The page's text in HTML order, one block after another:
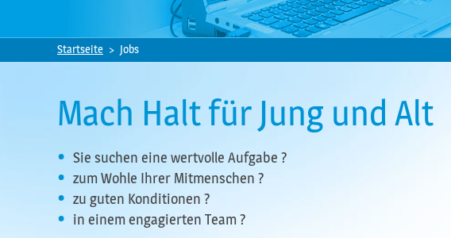
Startseite Jobs
Mach Halt für Jung und Alt
Sie suchen eine wertvolle Aufgabe ?
zum Wohle Ihrer Mitmenschen ?
zu guten Konditionen ?
in einem engagierten Team ?